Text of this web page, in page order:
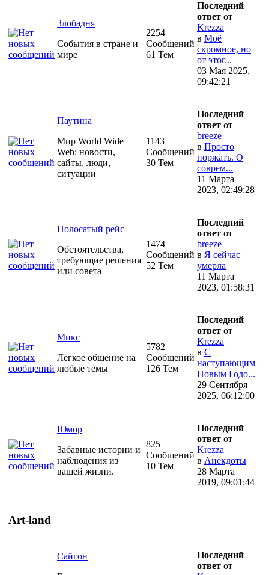
Злобадня
События в стране и
мире
2254
Сообщений
61 Тем
Последний
ответ от
Krezza
в Моё
скромное, но
от этог...
03 Мая 2025,
09:42:21
Паутина
Мир World Wide
Web: новости,
сайты, люди,
ситуации
1143
Сообщений
30 Тем
Последний
ответ от
breeze
в Просто
поржать. О
соврем...
11 Марта
2023, 02:49:28
Полосатый рейс
Обстоятельства,
требующие решения
или совета
1474
Сообщений
52 Тем
Последний
ответ от
breeze
в Я сейчас
умерла
11 Марта
2023, 01:58:31
Микс
Лёгкое общение на
любые темы
5782
Сообщений
126 Тем
Последний
ответ от
Krezza
в С
наступающим
Новым Годо...
29 Сентября
2025, 06:12:00
Юмор
Забавные истории и
наблюдения из
вашей жизни.
825
Сообщений
10 Тем
Последний
ответ от
Krezza
в Анекдоты
28 Марта
2019, 09:01:44
Art-land
Сайгон
Последний
ответ от